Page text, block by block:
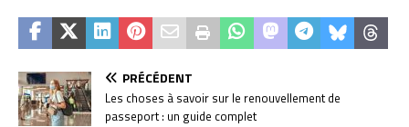
PRÉCÉDENT
Les choses à savoir sur le renouvellement de
passeport : un guide complet